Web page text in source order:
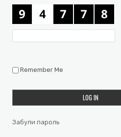
Remember Me
Забули пароль